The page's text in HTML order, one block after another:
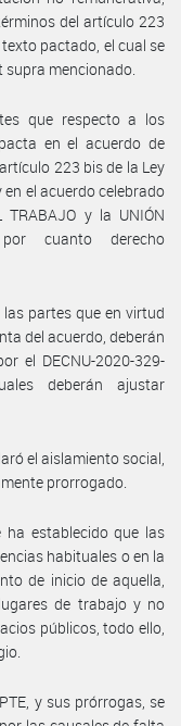
del artículo 223
pactado, el cual se
mencionado.
que respecto a los
en el acuerdo de
223 bis de la Ley
el acuerdo celebrado
TRABAJO y la UNIÓN
por cuanto derecho
partes que en virtud
del acuerdo, deberán
el DECNU-2020-329-
deberán ajustar
el aislamiento social,
prorrogado.
ha establecido que las
habituales o en la
de inicio de aquella,
de trabajo y no
públicos, todo ello,
y sus prórrogas, se